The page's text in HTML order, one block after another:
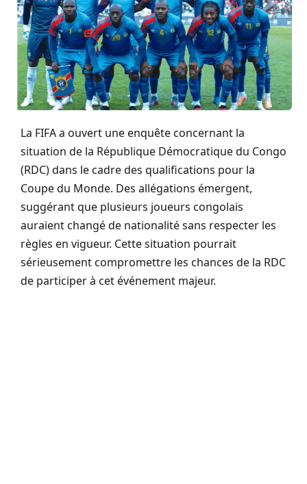
La FIFA a ouvert une enquête concernant la
situation de la République Démocratique du Congo
(RDC) dans le cadre des qualifications pour la
Coupe du Monde. Des allégations émergent,
suggérant que plusieurs joueurs congolais
auraient changé de nationalité sans respecter les
règles en vigueur. Cette situation pourrait
sérieusement compromettre les chances de la RDC
de participer à cet événement majeur.